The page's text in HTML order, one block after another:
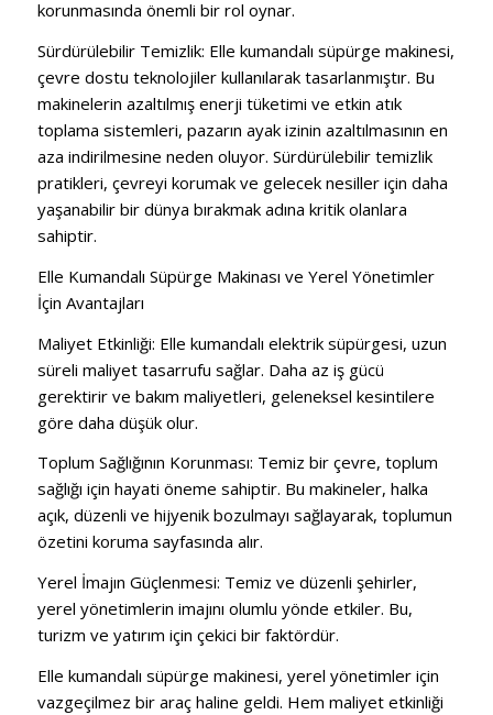
korunmasında önemli bir rol oynar.
Sürdürülebilir Temizlik: Elle kumandalı süpürge makinesi,
çevre dostu teknolojiler kullanılarak tasarlanmıştır. Bu
makinelerin azaltılmış enerji tüketimi ve etkin atık
toplama sistemleri, pazarın ayak izinin azaltılmasının en
aza indirilmesine neden oluyor. Sürdürülebilir temizlik
pratikleri, çevreyi korumak ve gelecek nesiller için daha
yaşanabilir bir dünya bırakmak adına kritik olanlara
sahiptir.
Elle Kumandalı Süpürge Makinası ve Yerel Yönetimler
İçin Avantajları
Maliyet Etkinliği: Elle kumandalı elektrik süpürgesi, uzun
süreli maliyet tasarrufu sağlar. Daha az iş gücü
gerektirir ve bakım maliyetleri, geleneksel kesintilere
göre daha düşük olur.
Toplum Sağlığının Korunması: Temiz bir çevre, toplum
sağlığı için hayati öneme sahiptir. Bu makineler, halka
açık, düzenli ve hijyenik bozulmayı sağlayarak, toplumun
özetini koruma sayfasında alır.
Yerel İmajın Güçlenmesi: Temiz ve düzenli şehirler,
yerel yönetimlerin imajını olumlu yönde etkiler. Bu,
turizm ve yatırım için çekici bir faktördür.
Elle kumandalı süpürge makinesi, yerel yönetimler için
vazgeçilmez bir araç haline geldi. Hem maliyet etkinliği